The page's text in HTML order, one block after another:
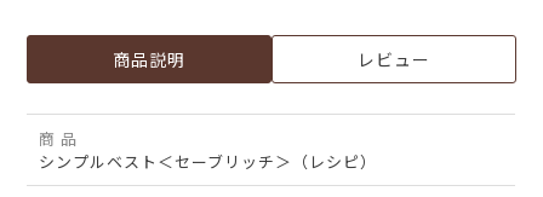
商品説明 レビュー
商 品
シンプルベスト＜セーブリッチ＞（レシピ）